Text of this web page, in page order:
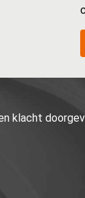
klacht